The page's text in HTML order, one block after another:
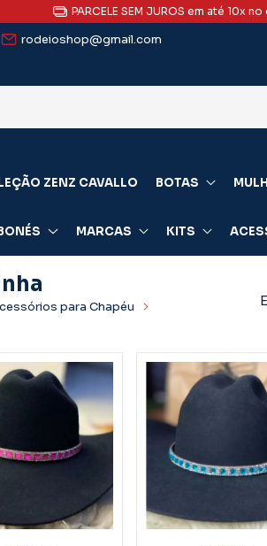
PARCELE SEM JUROS em até 10x
rodeioshop@gmail.com
ZENZ CAVALLO BOTAS
MARCAS KITS
para Chapéu